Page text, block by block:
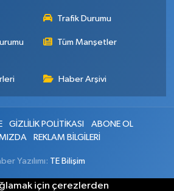
Trafik Durumu
Tüm Manşetler
Haber Arşivi
GİZLİLİK POLİTİKASI
ABONE OL
REKLAM BİLGİLERİ
Yazılımı: TE Bilişim
için çerezlerden